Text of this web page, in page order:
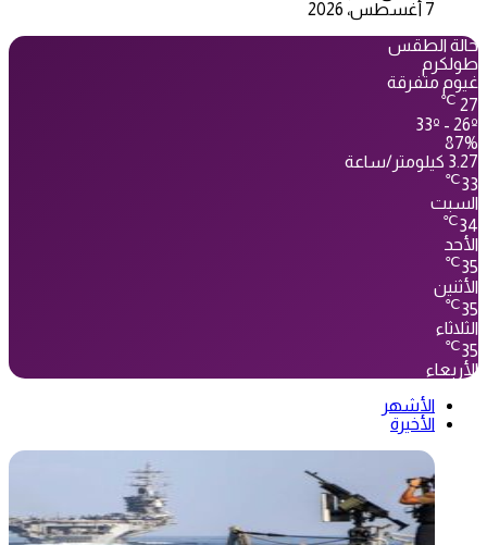
7 أغسطس، 2026
حالة الطقس
طولكرم
غيوم متفرقة
27
℃
33º - 26º
87%
3.27 كيلومتر/ساعة
33
℃
السبت
34
℃
الأحد
35
℃
الأثنين
35
℃
الثلاثاء
35
℃
الأربعاء
الأشهر
الأخيرة